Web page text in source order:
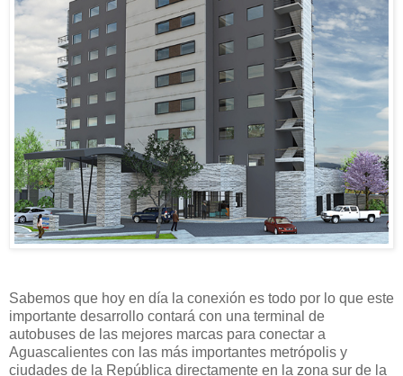
Sabemos que hoy en día la conexión es todo por lo que este
importante desarrollo contará con una terminal de
autobuses de las mejores marcas para conectar a
Aguascalientes con las más importantes metrópolis y
ciudades de la República directamente en la zona sur de la